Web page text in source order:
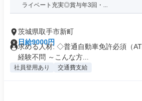
ライベート充実◎賞与年3回・...
茨城県取手市新町
日給9000円
求める人材: ◇普通自動車免許必須（
経験不問 ～こんな方...
社員登用あり 交通費支給